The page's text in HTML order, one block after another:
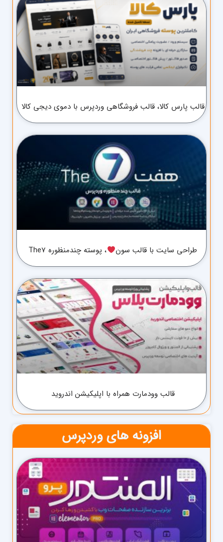
قالب پارس کالا، قالب فروشگاهی وردپرس با دموی دیجی کالا
طراحی سایت با قالب سون ، پوسته چندمنظوره The7
قالب وودمارت همراه با اپلیکیشن اندروید
افزونه های وردپرس